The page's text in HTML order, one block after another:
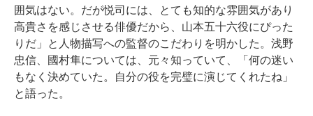
囲気はない。だが悦司には、とても知的な雰囲気があり
高貴さを感じさせる俳優だから、山本五十六役にぴった
りだ」と人物描写への監督のこだわりを明かした。浅野
忠信、國村隼については、元々知っていて、「何の迷い
もなく決めていた。自分の役を完璧に演じてくれたね」
と語った。